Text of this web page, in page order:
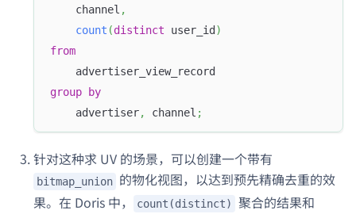
    channel
,
count (distinct user_id)
from
    advertiser_view_record
group by
    advertiser
, channel ;
针对这种求 UV 的场景，可以创建一个带有
bitmap_union 的物化视图，以达到预先精确去重的效
果。在 Doris 中，
count(distinct) 聚合的结果和